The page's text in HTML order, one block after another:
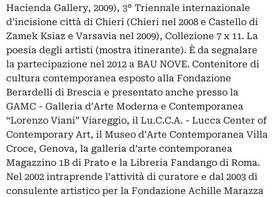
Hacienda Gallery, 2009), 3° Triennale internazionale
d’incisione città di Chieri (Chieri nel 2008 e Castello di
Zamek Ksiaz e Varsavia nel 2009), Collezione 7 x 11. La
poesia degli artisti (mostra itinerante). È da segnalare
la partecipazione nel 2012 a BAU NOVE. Contenitore di
cultura contemporanea esposto alla Fondazione
Berardelli di Brescia e presentato anche presso la
GAMC - Galleria d’Arte Moderna e Contemporanea
“Lorenzo Viani” Viareggio, il Lu.C.C.A. - Lucca Center of
Contemporary Art, il Museo d’Arte Contemporanea Villa
Croce, Genova, la galleria d’arte contemporanea
Magazzino 1B di Prato e la Libreria Fandango di Roma.
Nel 2002 intraprende l’attività di curatore e dal 2003 di
consulente artistico per la Fondazione Achille Marazza